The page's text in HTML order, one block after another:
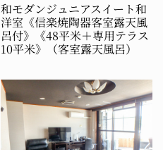
和モダンジュニアスイート和
洋室《信楽焼陶器客室露天風
呂付》《48平米＋専用テラス
10平米》（客室露天風呂）